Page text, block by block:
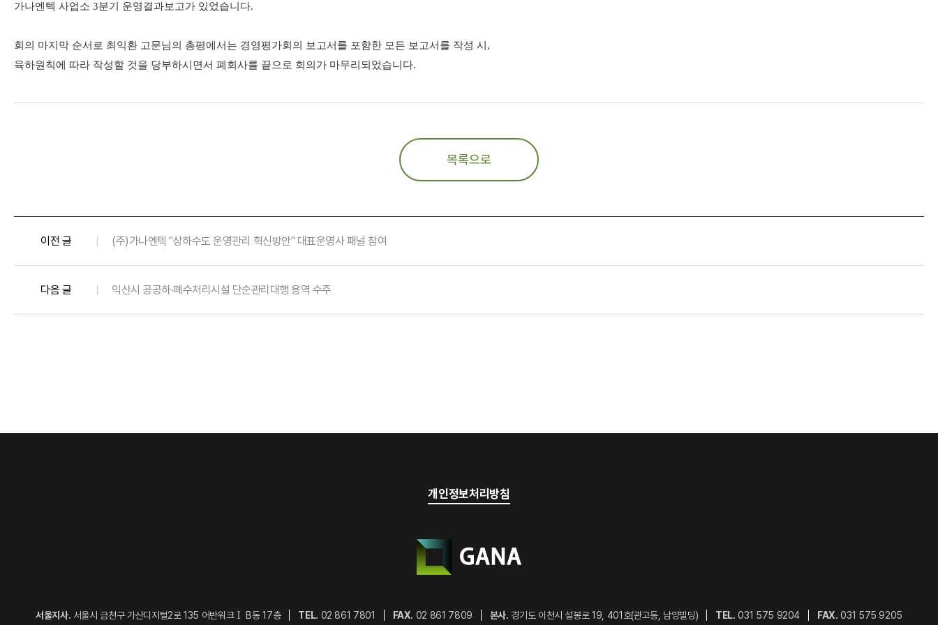
가나엔텍 사업소 3분기 운영결과보고가 있었습니다.
회의 마지막 순서로 최익환 고문님의 총평에서는 경영평가회의 보고서를 포함한 모든 보고서를 작성 시,
육하원칙에 따라 작성할 것을 당부하시면서 폐회 사를 끝으로 회의가 마무리되었습니다.
목록으로
이전 글 (주)가나엔텍 "상하수도 운영관리 혁신방안" 대표운영사 패널 참여
다음 글 익산시 공공하·폐수처리시설 단순관리대행 용역 수주
개인정보처리방침
서울지사. 서울시 금천구 가산디지털2로 135 어반워크Ⅰ B동 17층 TEL. 02 861 7801 FAX. 02 861 7809 본사. 경기도 이천시 설봉로 19, 401호(관고동, 남양빌딩) TEL. 031 575 9204 FAX. 031 575 9205